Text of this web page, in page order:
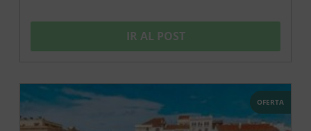
IR AL POST
OFERTA